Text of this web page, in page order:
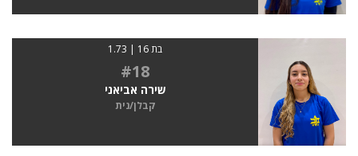
בת 16 | 1.73
#18
שירה אביאני
קבלן/נית